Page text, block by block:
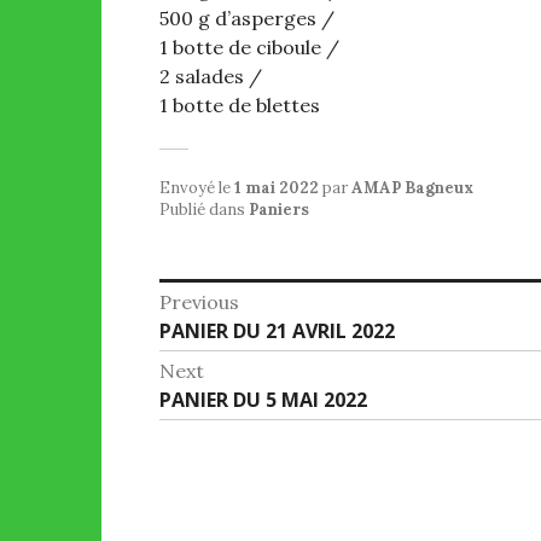
500 g d’asperges /
1 botte de ciboule /
2 salades /
1 botte de blettes
Envoyé le1 mai 2022 parAMAP Bagneux
Publié dans Paniers
Navigation
de
l’article
Previous
Previous
post:
PANIER DU 21 AVRIL 2022
Next
Next
post:
PANIER DU 5 MAI 2022